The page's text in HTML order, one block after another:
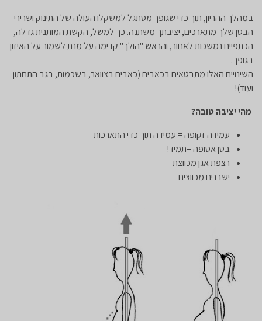
במהלך ההריון, תוך כדי שגופך מסתגל למשקלו העולה של התינוק ושרירי
הבטן שלך מתארכים, יציבתך משתנה. כך למשל, הקשת המותנית גדלה,
הכתפיים נמשכות לאחור, והראש "הולך" קדימה על מנת לשמור על האיזון
בגופך.
השינויים האלו מתבטאים בכאבים (כאבים בצוואר, בשכמות, בגב התחתון
ועוד)!
מהי יציבה טובה?
עמידה זקופה = עמידה תוך כדי התארכות
בטן אסופה –תמיד!
רצפת אגן מכווצת
ישבנים מכווצים